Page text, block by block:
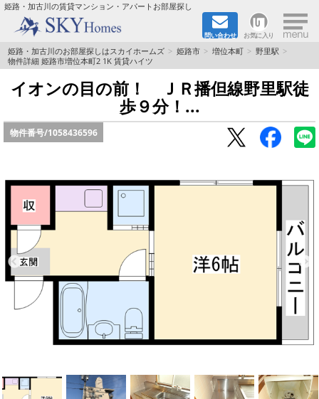
姫路・加古川の賃貸マンション・アパートお部屋探し
問い合わせ お気に入り ×
TOPページ
都市ガス·オール電化
☆新築物件☆
☆ペット飼育可能物件☆
路線·駅から探す
地域から探す
地図から探す
店舗情報·アクセス
姫路・加古川のお部屋探しはスカイホームズ 姫路市 増位本町
野里駅
物件詳細 姫路市増位本町2 1K 賃貸ハイツ
イオンの目の前！ ＪＲ播但線野里駅徒
歩９分！...
物件番号/1058436596